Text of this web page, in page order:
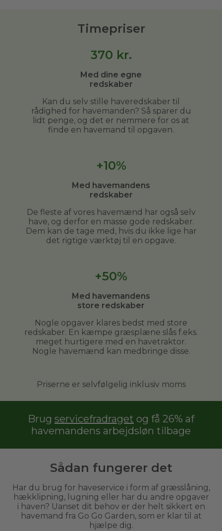
Timepriser
370 kr.
Med dine egne
redskaber
Kan du selv stille haveredskaber til
rådighed for havemanden? Så sparer du
lidt penge, og det er nemmere for os at
finde en havemand til opgaven.
+10%
Med havemandens
redskaber
De fleste af vores havemænd har også selv
have, og derfor en masse gode redskaber.
Dem kan de tage med, hvis du ikke lige har
det rigtige værktøj til en opgave.
+50%
Med havemandens
store redskaber
Nogle opgaver klares bedst med store
redskaber. En kæmpe græsplæne slås f.eks.
meget hurtigere med en havetraktor.
Nogle havemænd kan medbringe disse.
Priserne er selvfølgelig inklusiv moms
Brug servicefradraget og få 26% af
havemandens arbejdsløn tilbage
Sådan fungerer det
Har du brug for haveservice i form af græsslåning,
hækklipning, lugning eller har du andre opgaver
i haven? Uanset dit behov er der helt sikkert en
havemand fra Go Go Garden, som er klar til at
hjælpe dig.